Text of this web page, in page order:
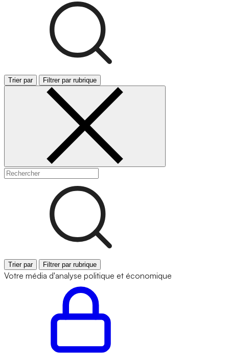
Trier par Filtrer par rubrique
Trier par Filtrer par rubrique
Votre média d'analyse politique et économique